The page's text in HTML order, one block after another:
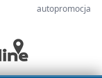
autopromocja